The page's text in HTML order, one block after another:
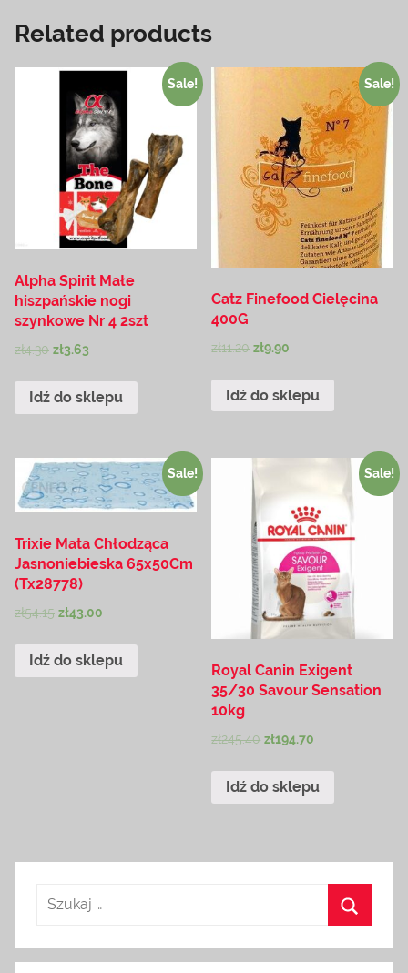
Related products
Sale!
Alpha Spirit Małe
hiszpańskie nogi
szynkowe Nr 4 2szt
zł4.30 zł3.63
Idź do sklepu
Sale!
Catz Finefood Cielęcina
400G
zł11.20 zł9.90
Idź do sklepu
Sale!
Trixie Mata Chłodząca
Jasnoniebieska 65x50Cm
(Tx28778)
zł54.15 zł43.00
Idź do sklepu
Sale!
Royal Canin Exigent
35/30 Savour Sensation
10kg
zł245.40 zł194.70
Idź do sklepu